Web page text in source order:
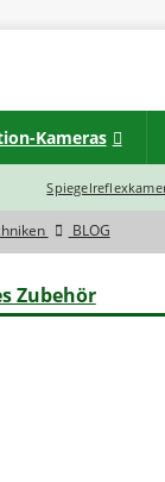
Kameras
BLOG
Zubehör